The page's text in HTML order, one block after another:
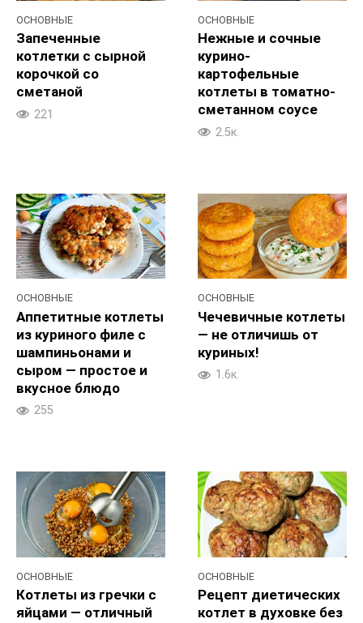
ОСНОВНЫЕ
Запеченные
котлетки с сырной
корочкой со
сметаной
221
ОСНОВНЫЕ
Нежные и сочные
курино-
картофельные
котлеты в томатно-
сметанном соусе
2.5к.
ОСНОВНЫЕ
Аппетитные котлеты
из куриного филе с
шампиньонами и
сыром — простое и
вкусное блюдо
255
ОСНОВНЫЕ
Чечевичные котлеты
— не отличишь от
куриных!
1.6к.
ОСНОВНЫЕ
Котлеты из гречки с
яйцами — отличный
ОСНОВНЫЕ
Рецепт диетических
котлет в духовке без